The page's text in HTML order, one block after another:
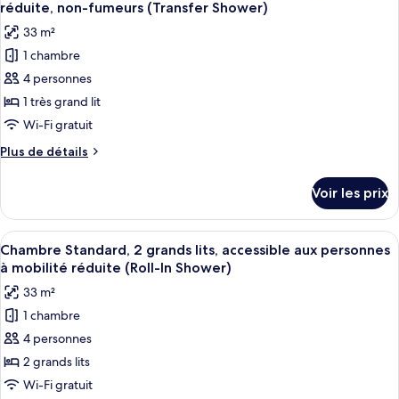
(Extra
Floor
Space)
Chambre
Standard,
2
grands
lits
(Extra
Space)
les
photos
pour
ce
type
de
chambre :
Suite,
très
grand
lit,
accessible
aux
personnes
à
mobilité
réduite,
non-
réduite, non-fumeurs (Transfer Shower)
33 m²
1 chambre
4 personnes
1 très grand lit
Wi-Fi gratuit
Plus de détails
Plus
le
type
de
chambre
très
grand
lit,
accessible
personnes
Voir les prix
Afficher
toutes
les
photos
pour
ce
type
de
Une chambre d’hôtel avec deux
5
Chambre Standard, 2 grands lits, accessible aux personnes
à mobilité réduite (Roll-In Shower)
33 m²
1 chambre
4 personnes
2 grands lits
Wi-Fi gratuit